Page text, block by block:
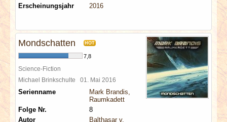
Erscheinungsjahr
2016
Mondschatten HOT
7,8
Science-Fiction
Michael Brinkschulte 01. Mai 2016
Serienname
Mark Brandis,
Raumkadett
Folge Nr.
8
Autor
Balthasar v.